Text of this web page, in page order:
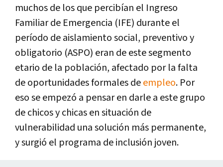
muchos de los que percibían el Ingreso
Familiar de Emergencia (IFE) durante el
período de aislamiento social, preventivo y
obligatorio (ASPO) eran de este segmento
etario de la población, afectado por la falta
de oportunidades formales deempleo. Por
eso se empezó a pensar en darle a este grupo
de chicos y chicas en situación de
vulnerabilidad una solución más permanente,
y surgió el programa de inclusión joven.